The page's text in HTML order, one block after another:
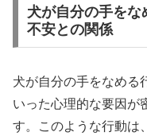
犬が自分の手をな
不安との関係
犬が自分の手をなめる
いった心理的な要因が
す。このような行動は